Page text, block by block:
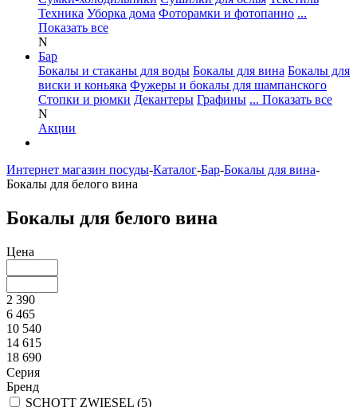
Техника Уборка дома Фоторамки и фотопанно ...
Показать все
N
Бар
Бокалы и стаканы для воды Бокалы для вина Бокалы для
виски и коньяка Фужеры и бокалы для шампанского
Стопки и рюмки Декантеры Графины ... Показать все
N
Акции
Интернет магазин посуды-Каталог-Бар-Бокалы для вина-
Бокалы для белого вина
Бокалы для белого вина
Цена
2 390
6 465
10 540
14 615
18 690
Серия
Бренд
SCHOTT ZWIESEL (5)